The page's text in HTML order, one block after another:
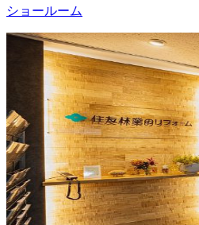
ショールーム